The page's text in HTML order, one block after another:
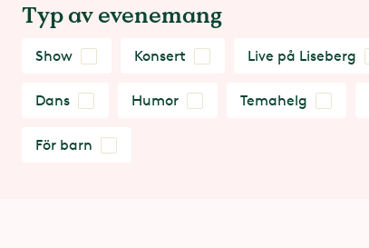
Typ av evenemang
Show Konsert Live på Liseberg
Dans Humor Temahelg
För barn